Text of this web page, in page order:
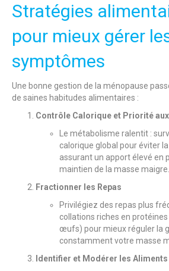
Stratégies
pour mieux gérer
symptômes
Une bonne gestion de la ménopause
de saines habitudes alimentaires :
Contrôle Calorique et Priorité
Le métabolisme ralentit :
calorique global pour éviter
assurant un apport élevé en
maintien de la masse maigre.
Fractionner les Repas
Privilégiez des repas plus
collations riches en
œufs) pour mieux réguler la
constamment votre masse
Identifier et Modérer les